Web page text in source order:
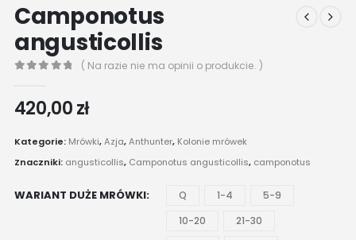
Camponotus
angusticollis
( Na razie nie ma opinii o produkcie. )
420,00zł
Kategorie: Mrówki,Azja,Anthunter, Kolonie mrówek
Znaczniki: angusticollis, Camponotus angusticollis, camponotus
WARIANT DUŻE MRÓWKI Q 1-4
5-9
10-20
21-30